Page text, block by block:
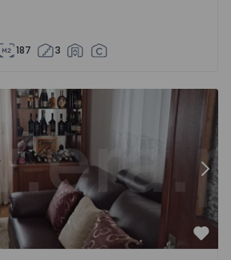
187 3
Nova de Gaia, Pedroso e